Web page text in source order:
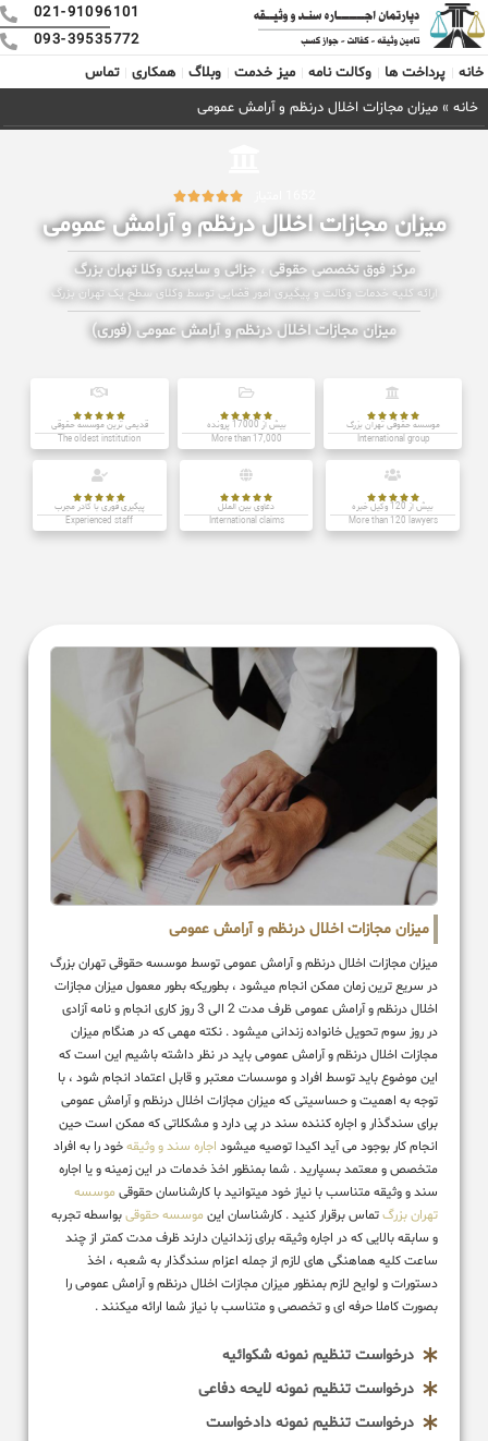
021-91096101
093-39535772
خانه
پرداخت ها وکالت نامه میز خدمت وبلاگ همکاری
تماس
خانه » میزان مجازات اخلال درنظم و آرامش عمومی





میزان مجازات اخلال درنظم و آرامش عمومی
مرکز فوق تخصصی حقوقی ، جزائی و سایبری وکلا تهران بزرگ
ارائه کلیه خدمات وکالت و پیگیری امور قضایی توسط وکلای سطح یک تهران بزرگ
میزان مجازات اخلال درنظم و آرامش عمومی (فوری)





موسسه حقوقی تهران بزرگ
International group





بیش از 17000 پرونده
More than 17,000





قدیمی ترین موسسه حقوقی
The oldest institution





بیش از 120 وکیل خبره
More than 120 lawyers





دعاوی بین الملل
International claims





پیگیری فوری با کادر مجرب
Experienced staff
میزان مجازات اخلال درنظم و آرامش عمومی
میزان مجازات اخلال درنظم و آرامش عمومی توسط موسسه حقوقی تهران بزرگ
در سریع ترین زمان ممکن انجام میشود ، بطوریکه بطور معمول میزان مجازات
اخلال درنظم و آرامش عمومی ظرف مدت 2 الی 3 روز کاری انجام و نامه آزادی
در روز سوم تحویل خانواده زندانی میشود . نکته مهمی که در هنگام میزان
مجازات اخلال درنظم و آرامش عمومی باید در نظر داشته باشیم این است که
این موضوع باید توسط افراد و موسسات معتبر و قابل اعتماد انجام شود ، با
توجه به اهمیت و حساسیتی که میزان مجازات اخلال درنظم و آرامش عمومی
برای سندگذار و اجاره کننده سند در پی دارد و مشکلاتی که ممکن است حین
انجام کار بوجود می آید اکیدا توصیه میشود اجاره سند و وثیقهخود را به افراد
متخصص و معتمد بسپارید . شما بمنظور اخذ خدمات در این زمینه و یا اجاره
سند و وثیقه متناسب با نیاز خود میتوانید با کارشناسان حقوقی موسسه
تهران بزرگتماس برقرار کنید . کارشناسان این موسسه حقوقیبواسطه تجربه
و سابقه بالایی که در اجاره وثیقه برای زندانیان دارند ظرف مدت کمتر از چند
ساعت کلیه هماهنگی های لازم از جمله اعزام سندگذار به شعبه ، اخذ
دستورات و لوایح لازم بمنظور میزان مجازات اخلال درنظم و آرامش عمومی را
بصورت کاملا حرفه ای و تخصصی و متناسب با نیاز شما ارائه میکنند .
درخواست تنظیم نمونه شکوائیه
درخواست تنظیم نمونه لایحه دفاعی
درخواست تنظیم نمونه دادخواست